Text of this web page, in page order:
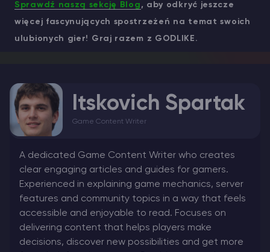
Sprawdź naszą sekcję Blog , aby odkryć jeszcze
więcej fascynujących spostrzeżeń na temat swoich
ulubionych gier! Graj razem z GODLIKE.
Itskovich Spartak
Game Content Writer
A dedicated Game Content Writer who creates
clear engaging articles and guides for gamers.
Experienced in explaining game mechanics, server
features and community topics in a way that feels
accessible and enjoyable to read. Focuses on
delivering content that helps players make
decisions, discover new possibilities and get more